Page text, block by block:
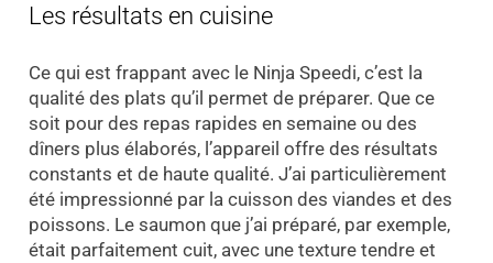
Les résultats en cuisine
Ce qui est frappant avec le Ninja Speedi, c’est la
qualité des plats qu’il permet de préparer. Que ce
soit pour des repas rapides en semaine ou des
dîners plus élaborés, l’appareil offre des résultats
constants et de haute qualité. J’ai particulièrement
été impressionné par la cuisson des viandes et des
poissons. Le saumon que j’ai préparé, par exemple,
était parfaitement cuit, avec une texture tendre et